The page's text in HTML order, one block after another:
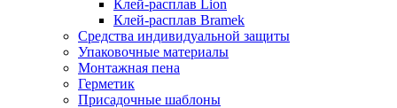
Клей-расплав Lion
Клей-расплав Bramek
Средства индивидуальной защиты
Упаковочные материалы
Монтажная пена
Герметик
Присадочные шаблоны